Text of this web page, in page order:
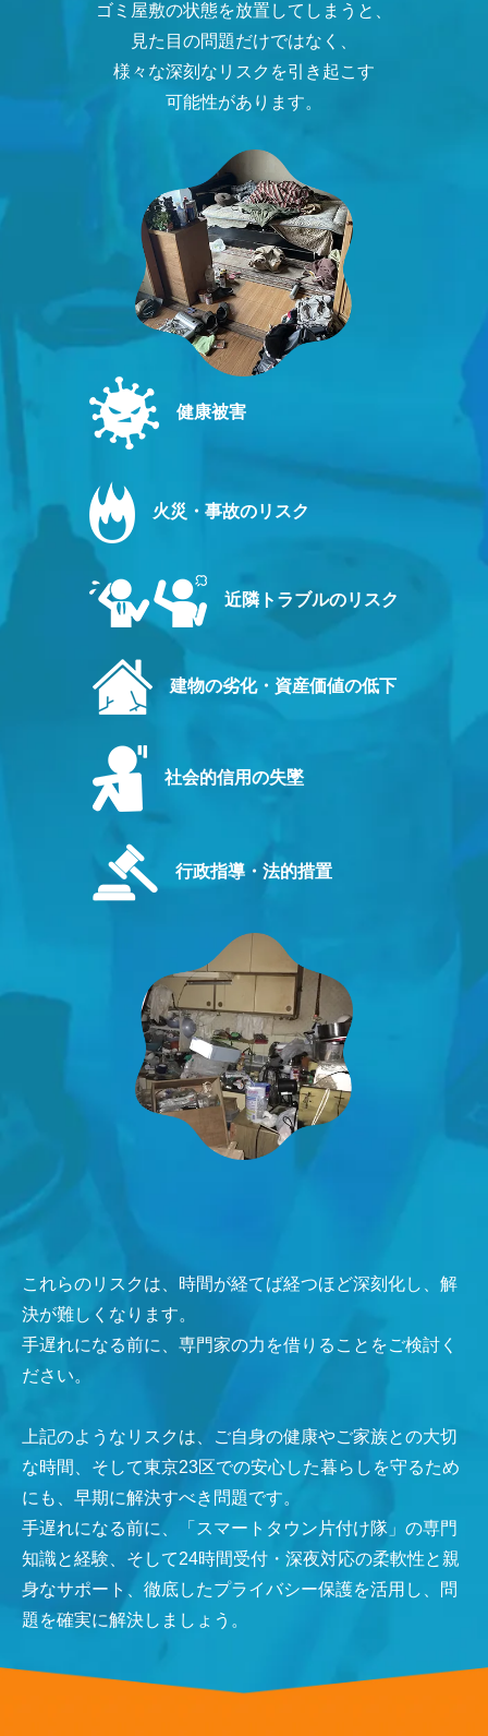
ゴミ屋敷の状態を放置してしまうと、
見た目の問題だけではなく、
様々な深刻なリスクを引き起こす
可能性があります。
健康被害
火災・事故のリスク
近隣トラブルのリスク
建物の劣化・資産価値の低下
社会的信用の失墜
行政指導・法的措置
これらのリスクは、時間が経てば経つほど深刻化し、解
決が難しくなります。
手遅れになる前に、専門家の力を借りることをご検討く
ださい。
上記のようなリスクは、ご自身の健康やご家族との大切
な時間、そして東京23区での安心した暮らしを守るため
にも、早期に解決すべき問題です。
手遅れになる前に、「スマートタウン片付け隊」の専門
知識と経験、そして24時間受付・深夜対応の柔軟性と親
身なサポート、徹底したプライバシー保護を活用し、問
題を確実に解決しましょう。